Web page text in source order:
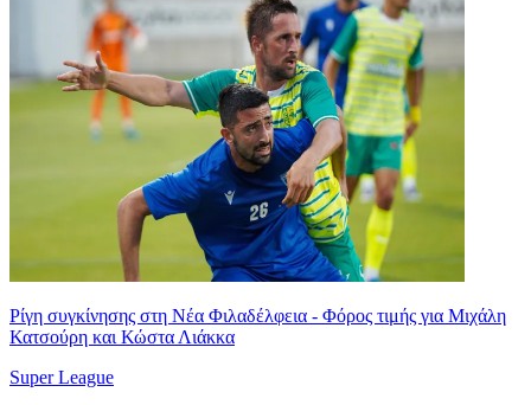
Ρίγη συγκίνησης στη Νέα Φιλαδέλφεια - Φόρος τιμής για Μιχάλη
Κατσούρη και Κώστα Λιάκκα
Super League